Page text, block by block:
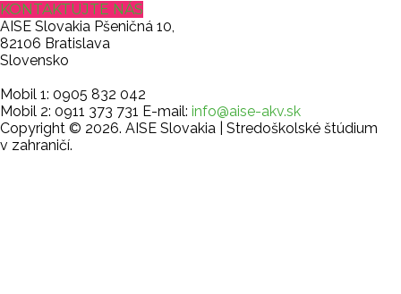
KONTAKTUJTE NÁS
AISE Slovakia Pšeničná 10,
82106 Bratislava
Slovensko
Mobil 1: 0905 832 042
Mobil 2: 0911 373 731 E-mail: info@aise-akv.sk
Copyright © 2026. AISE Slovakia | Stredoškolské štúdium
v zahraničí.